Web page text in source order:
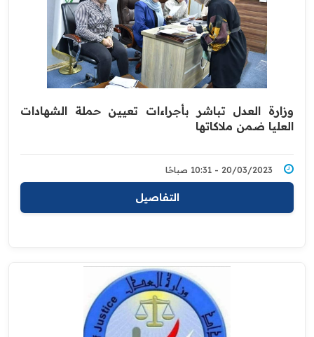
وزارة العدل تباشر بأجراءات تعيين حملة الشهادات
العليا ضمن ملاكاتها
20/03/2023 - 10:31 صباحًا
التفاصيل